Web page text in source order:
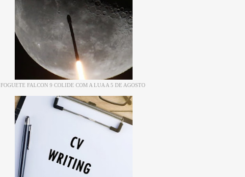
FOGUETE FALCON 9 COLIDE COM A LUA A 5 DE AGOSTO